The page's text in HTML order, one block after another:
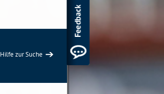
Hilfe zur Suche